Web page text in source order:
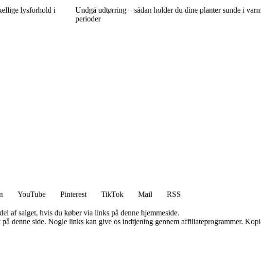
lysforhold i
Undgå udtørring – sådan holder du dine planter sunde i
perioder
YouTube Pinterest TikTok Mail
RSS
af salget, hvis du køber via links på denne hjemmeside.
denne side. Nogle links kan give os indtjening gennem affiliateprogrammer.